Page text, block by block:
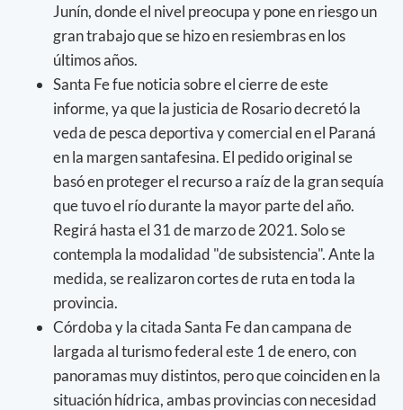
Junín, donde el nivel preocupa y pone en riesgo un
gran trabajo que se hizo en resiembras en los
últimos años.
Santa Fe fue noticia sobre el cierre de este
informe, ya que la justicia de Rosario decretó la
veda de pesca deportiva y comercial en el Paraná
en la margen santafesina. El pedido original se
basó en proteger el recurso a raíz de la gran sequía
que tuvo el río durante la mayor parte del año.
Regirá hasta el 31 de marzo de 2021. Solo se
contempla la modalidad "de subsistencia". Ante la
medida, se realizaron cortes de ruta en toda la
provincia.
Córdoba y la citada Santa Fe dan campana de
largada al turismo federal este 1 de enero, con
panoramas muy distintos, pero que coinciden en la
situación hídrica, ambas provincias con necesidad